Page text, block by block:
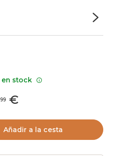
99 €
Añadir a la cesta